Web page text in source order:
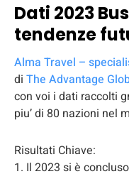
Dati 2023
tendenze
Alma Travel –
di The Advantage
con voi i dati raccolti
piu’ di 80 nazioni nel
Risultati Chiave:
1. Il 2023 si è